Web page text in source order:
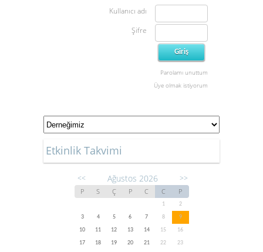
Kullanıcı adı
Şifre
Parolamı unuttum
Üye olmak istiyorum
Etkinlik Takvimi
<< Ağustos 2026 >>
P S Ç P C C P
1
2
3
4 5 6 7 8
9
10
11 12 13 14 15
16
17
18 19 20 21 22
23